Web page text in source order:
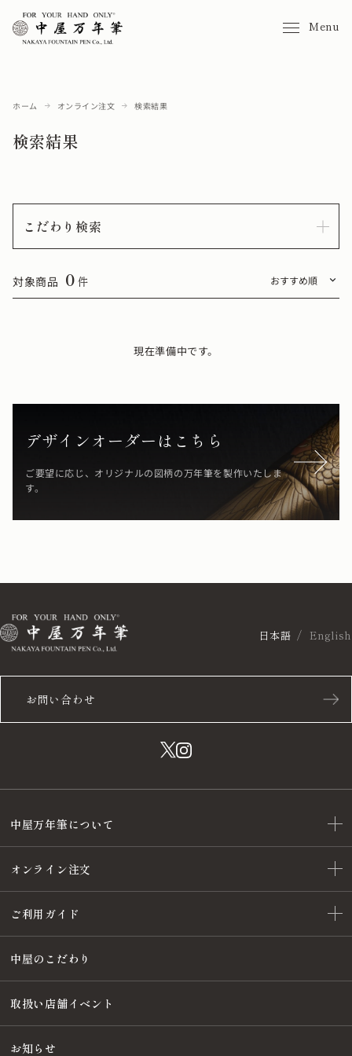
Menu
ホーム オンライン注文 検索結果
検索結果
こだわり検索
対象商品 0 件
現在準備中です。
デザインオーダーはこちら
ご要望に応じ、オリジナルの図柄の万年筆を製作いたしま
す。
お問い合わせ
日本語 English
中屋万年筆について
オンライン注文
ご利用ガイド
中屋のこだわり
取扱い店舗イベント
お知らせ